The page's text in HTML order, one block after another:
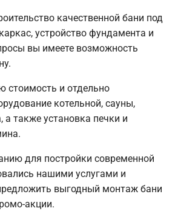
качественной бани под
устройство фундамента и
вы имеете возможность
стоимость и отдельно
котельной, сауны,
а также установка печки и
для постройки современной
нашими услугами и
выгодный монтаж бани
акции.